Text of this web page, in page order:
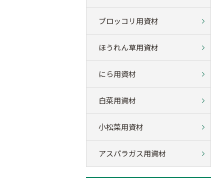
ブロッコリ用資材
ほうれん草用資材
にら用資材
白菜用資材
小松菜用資材
アスパラガス用資材